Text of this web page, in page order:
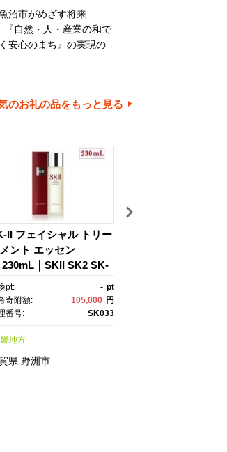
沼市がめざす将来
自然・人・産業の和で
安心のまち』の実現の
す。
のお礼の品をもっと見る
II フェイシャル トリー
メント エッセン
230mL｜SKII SK2 SK-
エスケーツー エスケ
エスケｰ ピテラ スキ
ア 化粧品 ｺｽﾒ フェイ
ンス フェイシャルトリ
メント トリートメン
pt: - pt
寄附額:
105,000 円
番号:
SK033
地方
県 野洲市